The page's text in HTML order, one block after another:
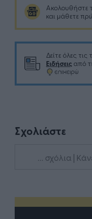
Ακολουθήστε
και μάθετε
Δείτε όλες τις
Ειδήσεις από
Σχολιάστε
... σχόλια |